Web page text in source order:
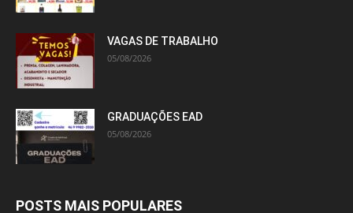
VAGAS DE TRABALHO
05/08/2026
GRADUAÇÕES EAD
05/08/2026
POSTS MAIS POPULARES